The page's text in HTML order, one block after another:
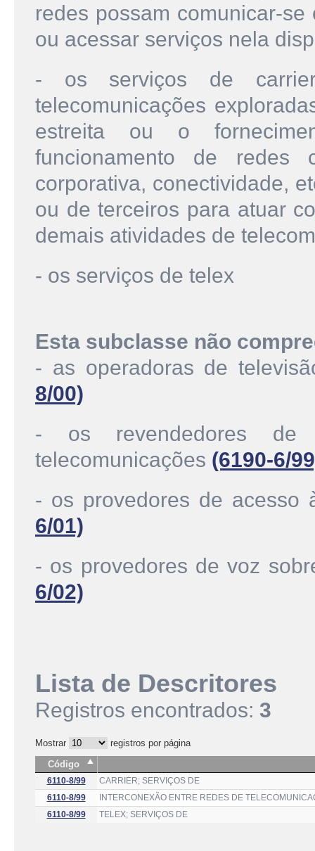
redes possam comunicar-
ou acessar serviços nela
- os serviços de
telecomunicações
estreita ou o
funcionamento de redes
corporativa, conectividade,
ou de terceiros para atuar
demais atividades de
- os serviços de telex
Esta subclasse não
- as operadoras de
8/00)
- os revendedores de
telecomunicações (6190-6/
- os provedores de
6/01)
- os provedores de voz
6/02)
Lista de Descritores
Registros encontrados: 3
Mostrar
registros por página
Código
6110-8/99
CARRIER; SERVIÇOS DE
6110-8/99
INTERCONEXÃO ENTRE REDES DE
6110-8/99
TELEX; SERVIÇOS DE